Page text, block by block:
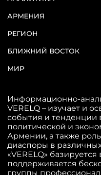
АРМЕНИЯ
РЕГИОН
БЛИЖНИЙ ВОСТОК
МИР
Информационно-
VERELQ – изучает и
события и тенденции
политической и
Армении, а также
диаспоры в
«VERELQ»
поддерживается
группы